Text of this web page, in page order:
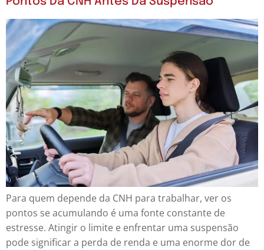
Para quem depende da CNH para trabalhar, ver os
pontos se acumulando é uma fonte constante de
estresse. Atingir o limite e enfrentar uma suspensão
pode significar a perda de renda e uma enorme dor de